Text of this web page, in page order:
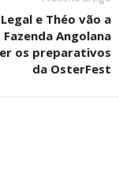
e Théo vão a
Fazenda Angolana
os preparativos
da OsterFest